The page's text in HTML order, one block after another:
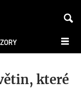
DALŠÍ
které